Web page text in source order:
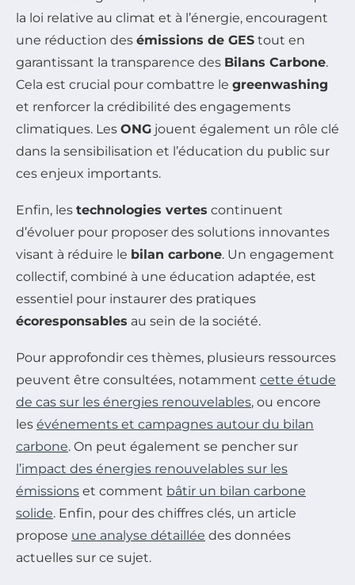
la loi relative au climat et à l’énergie, encouragent
une réduction des émissions de GES tout en
garantissant la transparence des Bilans Carbone.
Cela est crucial pour combattre le greenwashing
et renforcer la crédibilité des engagements
climatiques. Les ONG jouent également un rôle clé
dans la sensibilisation et l’éducation du public sur
ces enjeux importants.
Enfin, les technologies vertes continuent
d’évoluer pour proposer des solutions innovantes
visant à réduire le bilan carbone. Un engagement
collectif, combiné à une éducation adaptée, est
essentiel pour instaurer des pratiques
écoresponsables au sein de la société.
Pour approfondir ces thèmes, plusieurs ressources
peuvent être consultées, notamment cette étude
de cas sur les énergies renouvelables, ou encore
les événements et campagnes autour du bilan
carbone. On peut également se pencher sur
l’impact des énergies renouvelables sur les
émissions et comment bâtir un bilan carbone
solide. Enfin, pour des chiffres clés, un article
propose une analyse détaillée des données
actuelles sur ce sujet.